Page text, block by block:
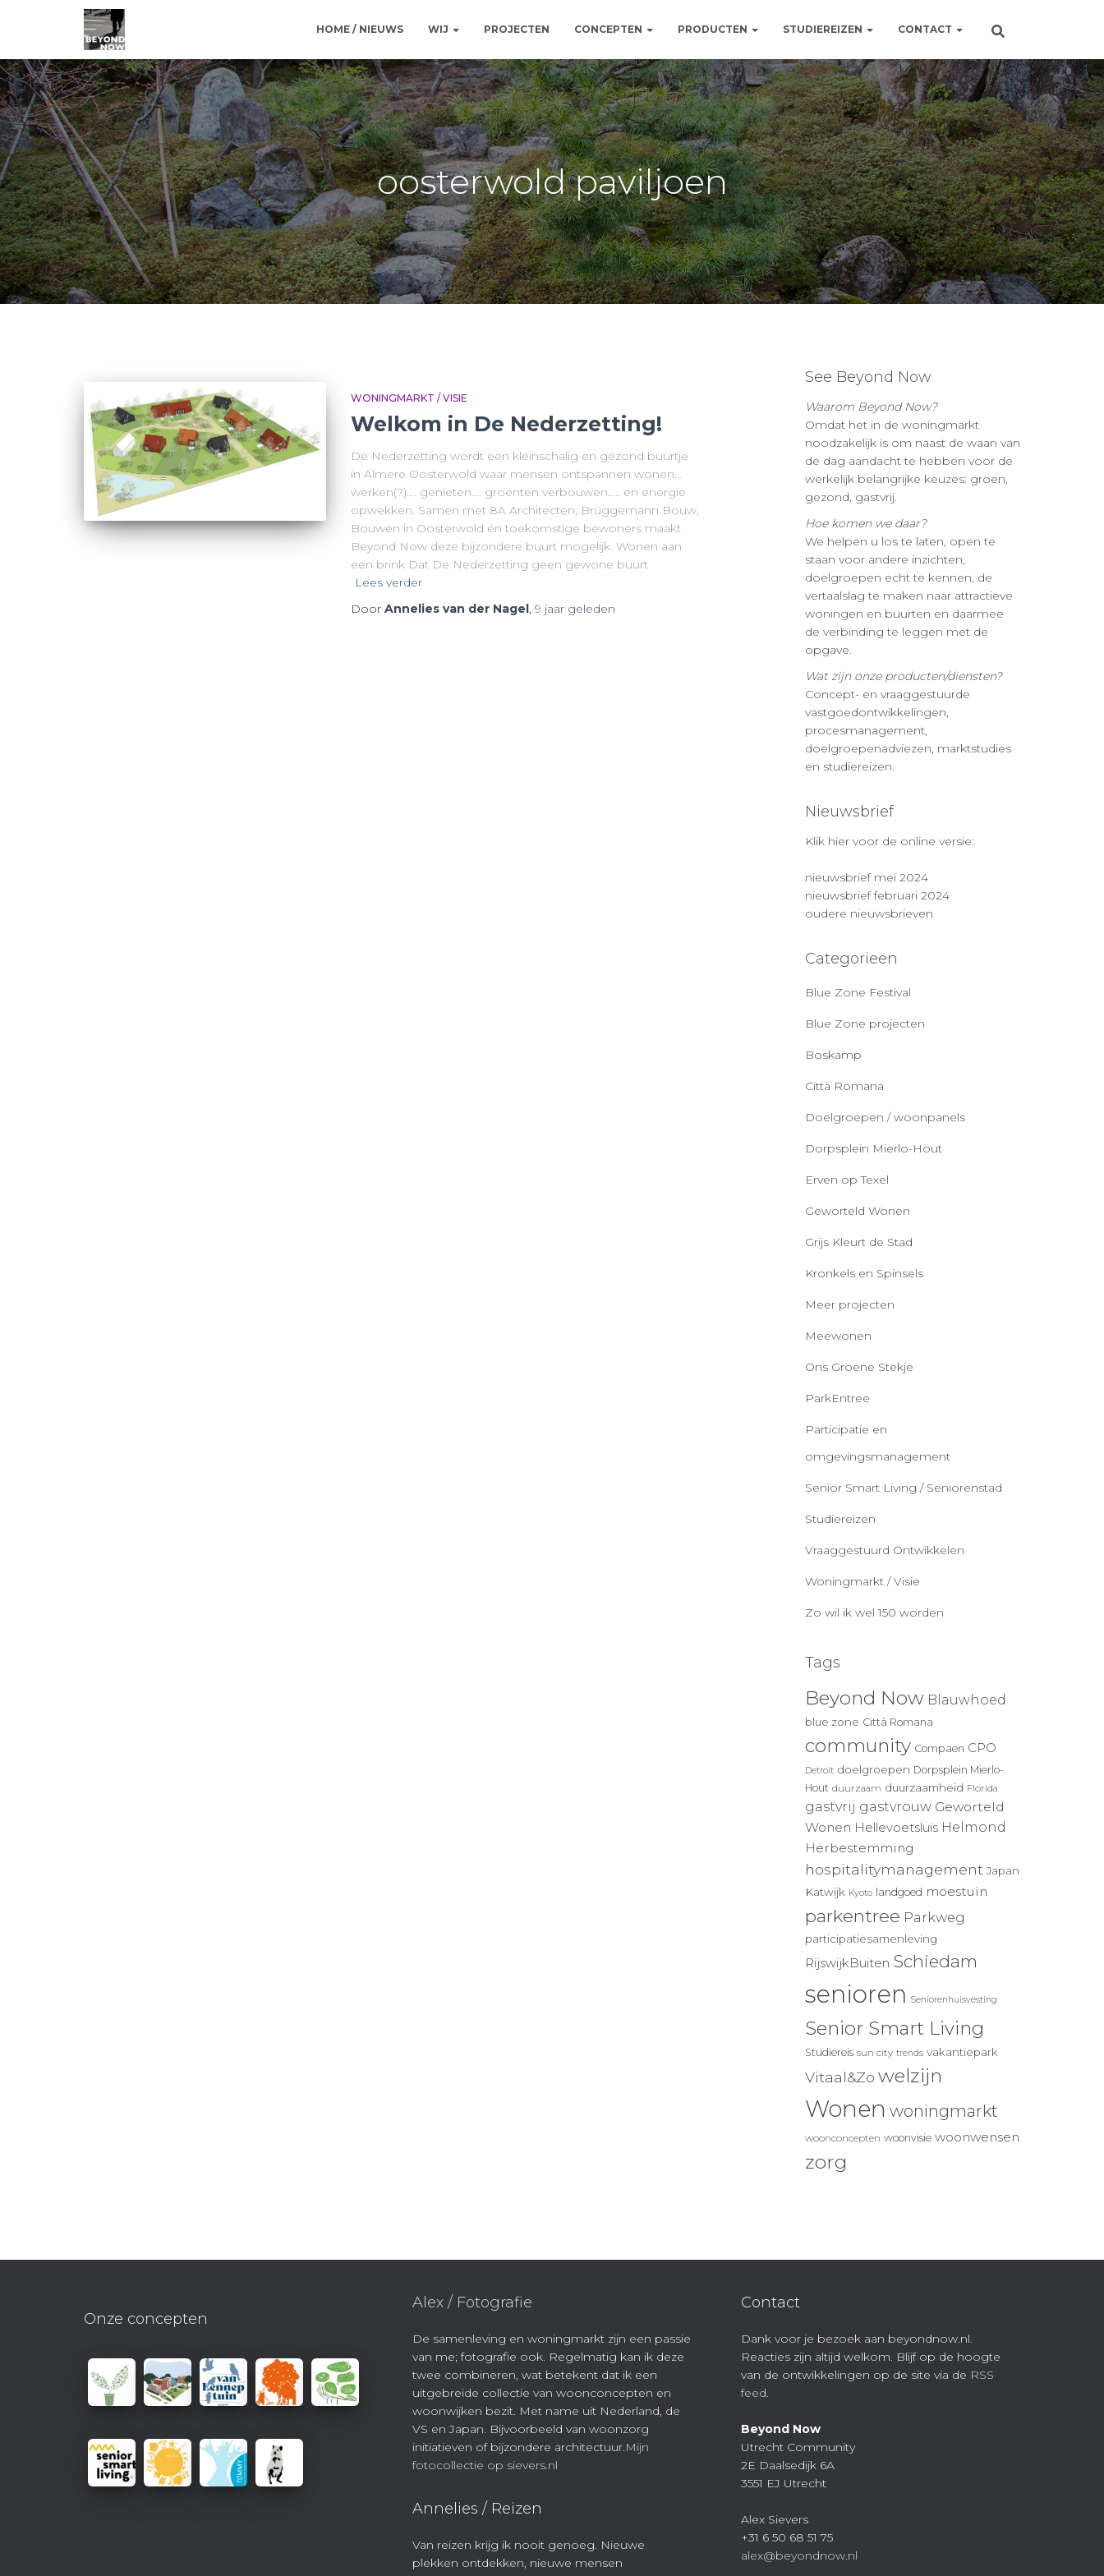
HOME / NIEUWS WIJ PROJECTEN CONCEPTEN PRODUCTEN STUDIEREIZEN CONTACT
oosterwold paviljoen
WONINGMARKT / VISIE
Welkom in De Nederzetting!
De Nederzetting wordt een kleinschalig en gezond buurtje
in Almere Oosterwold waar mensen ontspannen wonen…
werken(?)…. genieten…. groenten verbouwen….. en energie
opwekken. Samen met 8A Architecten, Brüggemann Bouw,
Bouwen in Oosterwold én toekomstige bewoners maakt
Beyond Now deze bijzondere buurt mogelijk. Wonen aan
een brink Dat De Nederzetting geen gewone buurt
Lees verder
Door Annelies van der Nagel, 9 jaar geleden
See Beyond Now
Waarom Beyond Now?
Omdat het in de woningmarkt
noodzakelijk is om naast de waan van
de dag aandacht te hebben voor de
werkelijk belangrijke keuzes: groen,
gezond, gastvrij.
Hoe komen we daar?
We helpen u los te laten, open te
staan voor andere inzichten,
doelgroepen echt te kennen, de
vertaalslag te maken naar attractieve
woningen en buurten en daarmee
de verbinding te leggen met de
opgave.
Wat zijn onze producten/diensten?
Concept- en vraaggestuurde
vastgoedontwikkelingen,
procesmanagement,
doelgroepenadviezen, marktstudies
en studiereizen.
Nieuwsbrief
Klik hier voor de online versie:
nieuwsbrief mei 2024
nieuwsbrief februari 2024
oudere nieuwsbrieven
Categorieën
Blue Zone Festival
Blue Zone projecten
Boskamp
Città Romana
Doelgroepen / woonpanels
Dorpsplein Mierlo-Hout
Erven op Texel
Geworteld Wonen
Grijs Kleurt de Stad
Kronkels en Spinsels
Meer projecten
Meewonen
Ons Groene Stekje
ParkEntree
Participatie en
omgevingsmanagement
Senior Smart Living / Seniorenstad
Studiereizen
Vraaggestuurd Ontwikkelen
Woningmarkt / Visie
Zo wil ik wel 150 worden
Tags
Beyond Now Blauwhoed
blue zone Città Romana
community Compaen CPO
Detroit doelgroepen Dorpsplein Mierlo-
Hout duurzaam duurzaamheid Florida
gastvrij gastvrouw Geworteld
Wonen Hellevoetsluis Helmond
Herbestemming
hospitalitymanagement Japan
Katwijk Kyoto landgoed moestuin
parkentree Parkweg
participatiesamenleving
RijswijkBuiten Schiedam
senioren Seniorenhuisvesting
Senior Smart Living
Studiereis sun city trends vakantiepark
Vitaal&Zo welzijn
Wonen woningmarkt
woonconcepten woonvisie woonwensen
zorg
Onze concepten
Alex / Fotografie
De samenleving en woningmarkt zijn een passie
van me; fotografie ook. Regelmatig kan ik deze
twee combineren, wat betekent dat ik een
uitgebreide collectie van woonconcepten en
woonwijken bezit. Met name uit Nederland, de
VS en Japan. Bijvoorbeeld van woonzorg
initiatieven of bijzondere architectuur.Mijn
fotocollectie op sievers.nl
Annelies / Reizen
Van reizen krijg ik nooit genoeg. Nieuwe
plekken ontdekken, nieuwe mensen
Contact
Dank voor je bezoek aan beyondnow.nl.
Reacties zijn altijd welkom. Blijf op de hoogte
van de ontwikkelingen op de site via de RSS
feed.
Beyond Now
Utrecht Community
2E Daalsedijk 6A
3551 EJ Utrecht
Alex Sievers
+31 6 50 68 51 75
alex@beyondnow.nl